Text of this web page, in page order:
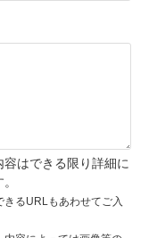
はできる限り詳細に
きるURLもあわせてご入